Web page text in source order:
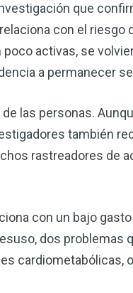
que
con el riesgo
activas, se
a permanecer
las personas.
también
rastreadores de
con un bajo
dos problemas
cardiometabólicas,